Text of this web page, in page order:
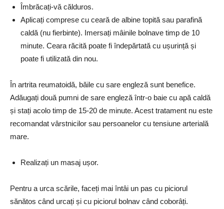
Îmbrăcați-vă călduros.
Aplicați comprese cu ceară de albine topită sau parafină
caldă (nu fierbinte). Imersați mâinile bolnave timp de 10
minute. Ceara răcită poate fi îndepărtată cu ușurință și
poate fi utilizată din nou.
În artrita reumatoidă, băile cu sare engleză sunt benefice.
Adăugați două pumni de sare engleză într-o baie cu apă caldă
și stați acolo timp de 15-20 de minute. Acest tratament nu este
recomandat vârstnicilor sau persoanelor cu tensiune arterială
mare.
Realizați un masaj ușor.
Pentru a urca scările, faceți mai întâi un pas cu piciorul
sănătos când urcați și cu piciorul bolnav când coborâți.